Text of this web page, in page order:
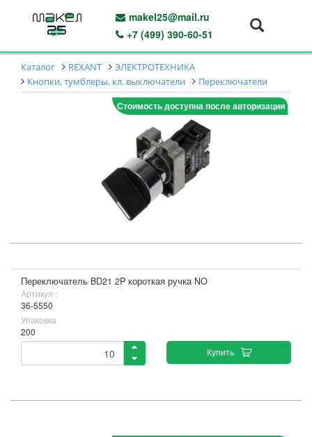
makel25@mail.ru
+7 (499) 390-60-51
Каталог REXANT
ЭЛЕКТРОТЕХНИКА
Кнопки, тумблеры, кл. выключатели
Переключатели
Стоимость доступна после авторизации
Переключатель BD21 2P короткая ручка NO
Артикул :
36-5550
Упаковка
200
Купить